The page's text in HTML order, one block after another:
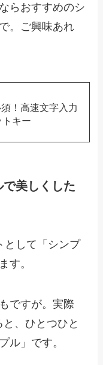
らおすすめのシ
。ご興味あれ
！高速文字入力
キー
で美しくした
として「シンプ
す。
ですが。実際
、ひとつひと
ル」です。